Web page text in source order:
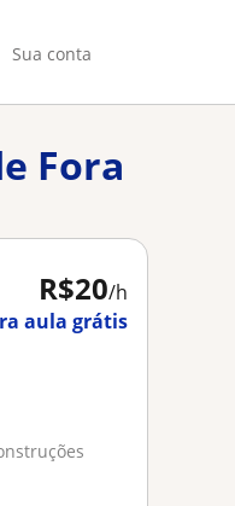
Sua conta
Fora
R$20/h
aula grátis